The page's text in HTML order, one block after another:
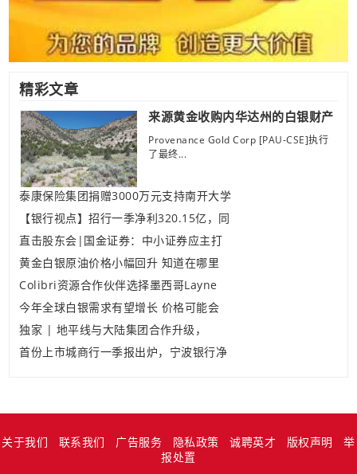
精彩文章
来源黄金收购内华达州的白银财产
Provenance Gold Corp [PAU-CSE]执行
了最终...
泰康保险集团捐赠3000万元支持南开大学
【银行视点】招行一季净利320.15亿，同
直击股东会|国金证券：中小证券应主打
黄金白银原油价格小幅回升 知道在哪里
Colibri资源合作伙伴选择墨西哥Layne
今年全球白银需求有望增长 价格可能会
独家 | 地平线与大陆集团合作升级，
首份上市城商行一季报出炉，宁波银行净
关于我们 联系我们 广告服务 隐私政策 诚聘英才 版权声明
举
报处置